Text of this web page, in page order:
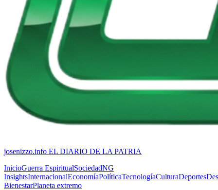
josenizzo.info EL DIARIO DE LA PATRIA
InicioGuerra EspiritualSociedadNG
InsightsInternacionalEconomíaPolíticaTecnologíaCulturaDeportes
BienestarPlaneta extremo